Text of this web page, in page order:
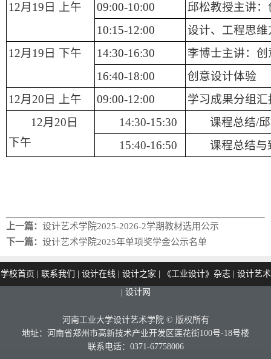
12月19日
上午 09:00-10:00
邱松教授主讲
10:15-12:00
设计、工程思
12月19日 下午 14:30-16:30
李博士主讲：
16:40-18:00
创意设计体验
12月20日
上午 09:00-12:00
学习成果分组汇
12月20日
下午
14:30-15:30 课程总结/
15:40-16:50
课程总结与
上一篇： 设计艺术学院2025-2026-2学期教材选用公示
下一篇： 设计艺术学院2025年单项奖学金公示名单
学校首页 联系我们 设计在线| 设计之家 《工业设计》杂志| 设计艺术
设计网
河南工业大学设计艺术学院 © 版权所有
地址：河南省郑州市高新技术产业开发区莲花街100号-18号楼
联系电话：0371-67758006